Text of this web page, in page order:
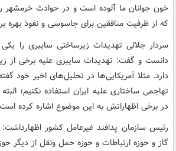
خون جوانان ما آلوده است و در حوادث خرمشهر
که از ظرفیت منافقین برای جاسوسی و نفوذ بهره
سردار جلالی تهدیدات زیرساختی سایبری را
دانست و گفت: تهدیدات سایبری علیه برخی از
دارد. مثلا آمریکایی‌ها در تحلیل‌های اخیر خود
تهاجمی ساختاری علیه ایران استفاده نکنیم؛
در برخی اظهاراتش به این موضوع اشاره کرده
رئیس سازمان پدافند غیرعامل کشور اظهارداشت:
گاز و حوزه ارتباطات و حوزه حمل ونقل از دیگر